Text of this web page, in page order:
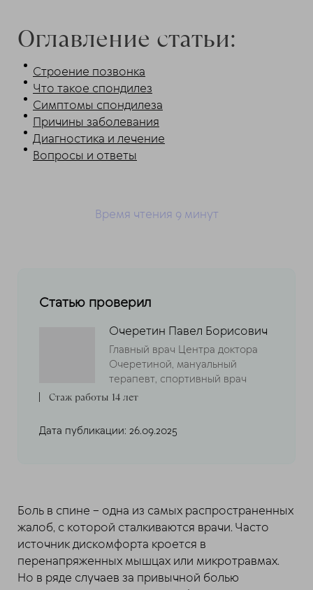
Оглавление статьи:
Строение позвонка
Что такое спондилез
Симптомы спондилеза
Причины заболевания
Диагностика и лечение
Вопросы и ответы
Время чтения 9 минут
Статью проверил
Очеретин Павел Борисович
Главный врач Центра доктора
Очеретиной, мануальный
терапевт, спортивный врач
Стаж работы 14 лет
Дата публикации: 26.09.2025
Боль в спине – одна из самых распространенных
жалоб, с которой сталкиваются врачи. Часто
источник дискомфорта кроется в
перенапряженных мышцах или микротравмах.
Но в ряде случаев за привычной болью